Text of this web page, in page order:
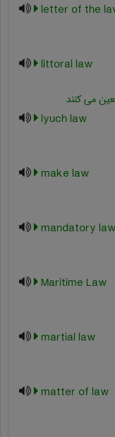
letter of the
littoral law
می کنند
lyuch law
make law
mandatory law
Maritime Law
martial law
matter of law